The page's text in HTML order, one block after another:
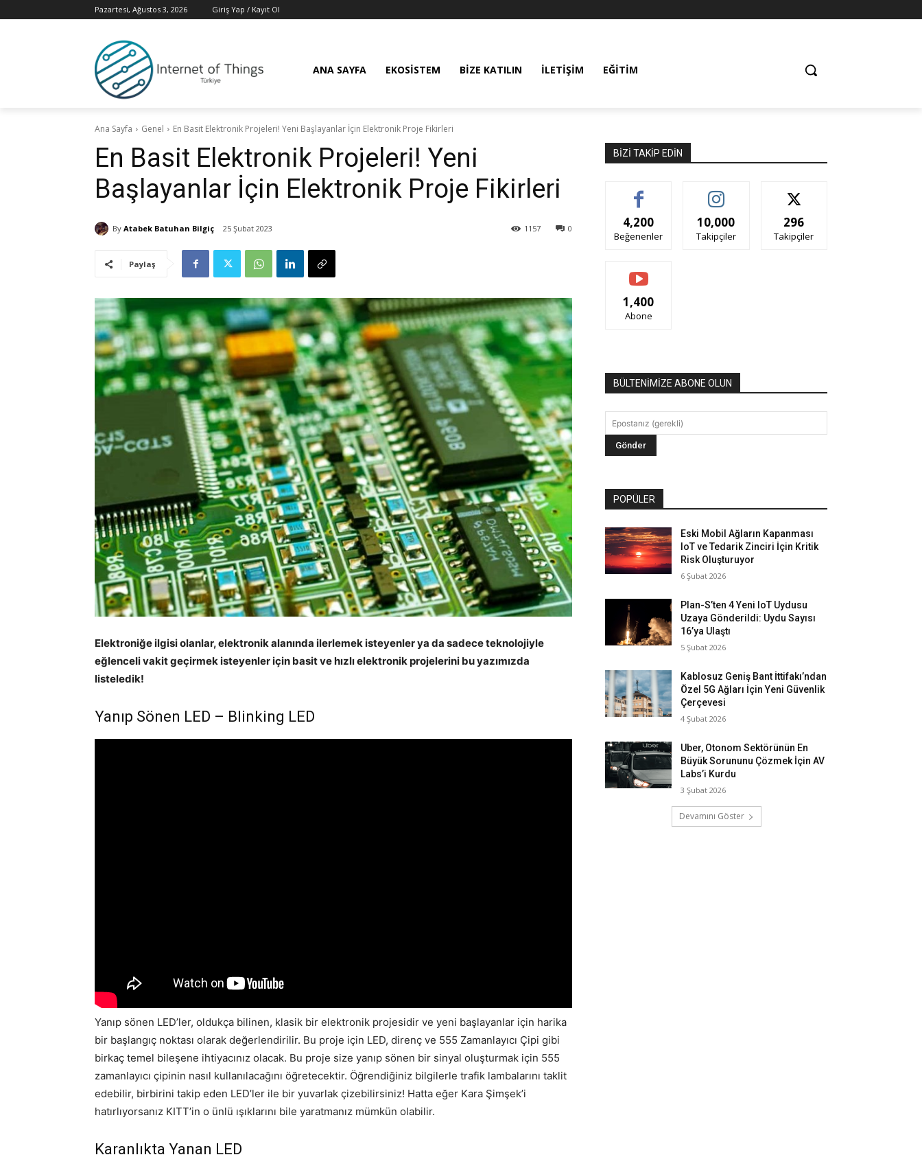
Pazartesi, Ağustos 3, 2026 Giriş Yap / Kayıt Ol
ANA SAYFA EKOSISTEM BIZE KATILIN İLETIŞIM EĞITIM
Ana Sayfa Genel En Basit Elektronik Projeleri! Yeni Başlayanlar İçin Elektronik Proje Fikirleri
En Basit Elektronik Projeleri! Yeni
Başlayanlar İçin Elektronik Proje Fikirleri
By Atabek Batuhan Bilgiç 25 Şubat 2023 0
1157
Paylaş
Elektroniğe ilgisi olanlar, elektronik alanında ilerlemek isteyenler ya da sadece teknolojiyle
eğlenceli vakit geçirmek isteyenler için basit ve hızlı elektronik projelerini bu yazımızda
listeledik!
Yanıp Sönen LED – Blinking LED
Yanıp sönen LED’ler, oldukça bilinen, klasik bir elektronik projesidir ve yeni başlayanlar için harika
bir başlangıç ​​noktası olarak değerlendirilir. Bu proje için LED, direnç ve 555 Zamanlayıcı Çipi gibi
birkaç temel bileşene ihtiyacınız olacak. Bu proje size yanıp sönen bir sinyal oluşturmak için 555
zamanlayıcı çipinin nasıl kullanılacağını öğretecektir. Öğrendiğiniz bilgilerle trafik lambalarını taklit
edebilir, birbirini takip eden LED’ler ile bir yuvarlak çizebilirsiniz! Hatta eğer Kara Şimşek’i
hatırlıyorsanız KITT’in o ünlü ışıklarını bile yaratmanız mümkün olabilir.
Karanlıkta Yanan LED
BIZI TAKIP EDIN
4,200
Beğenenler
10,000
Takipçiler
296
Takipçiler
1,400
Abone
BÜLTENİMİZE ABONE OLUN
POPÜLER
Eski Mobil Ağların Kapanması
IoT ve Tedarik Zinciri İçin Kritik
Risk Oluşturuyor
6 Şubat 2026
Plan-S’ten 4 Yeni IoT Uydusu
Uzaya Gönderildi: Uydu Sayısı
16’ya Ulaştı
5 Şubat 2026
Kablosuz Geniş Bant İttifakı’ndan
Özel 5G Ağları İçin Yeni Güvenlik
Çerçevesi
4 Şubat 2026
Uber, Otonom Sektörünün En
Büyük Sorununu Çözmek İçin AV
Labs’i Kurdu
3 Şubat 2026
Devamını Göster